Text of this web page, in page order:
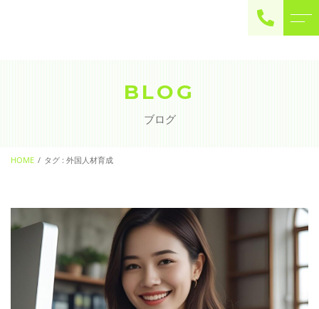
BLOG
ブログ
HOME タグ : 外国人材育成